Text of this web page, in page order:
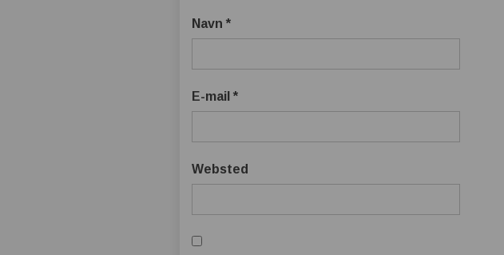
Navn*
E-mail*
Websted